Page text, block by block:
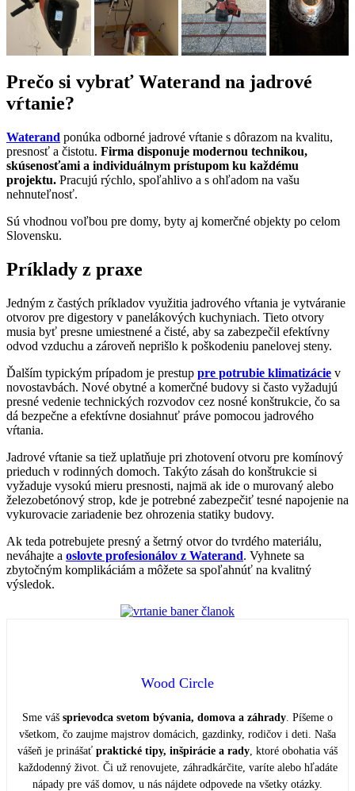
Prečo si vybrať Waterand na jadrové
vŕtanie?
Waterand ponúka odborné jadrové vŕtanie s dôrazom na kvalitu,
presnosť a čistotu. Firma disponuje modernou technikou,
skúsenosťami a individuálnym prístupom ku každému
projektu. Pracujú rýchlo, spoľahlivo a s ohľadom na vašu
nehnuteľnosť.
Sú vhodnou voľbou pre domy, byty aj komerčné objekty po celom
Slovensku.
Príklady z praxe
Jedným z častých príkladov využitia jadrového vŕtania je vytváranie
otvorov pre digestory v panelákových kuchyniach. Tieto otvory
musia byť presne umiestnené a čisté, aby sa zabezpečil efektívny
odvod vzduchu a zároveň neprišlo k poškodeniu panelovej steny.
Ďalším typickým prípadom je prestup pre potrubie klimatizácie v
novostavbách. Nové obytné a komerčné budovy si často vyžadujú
presné vedenie technických rozvodov cez nosné konštrukcie, čo sa
dá bezpečne a efektívne dosiahnuť práve pomocou jadrového
vŕtania.
Jadrové vŕtanie sa tiež uplatňuje pri zhotovení otvoru pre komínový
prieduch v rodinných domoch. Takýto zásah do konštrukcie si
vyžaduje vysokú mieru presnosti, najmä ak ide o murovaný alebo
železobetónový strop, kde je potrebné zabezpečiť tesné napojenie na
vykurovacie zariadenie bez ohrozenia statiky budovy.
Ak teda potrebujete presný a šetrný otvor do tvrdého materiálu,
neváhajte a oslovte profesionálov z Waterand. Vyhnete sa
zbytočným komplikáciám a môžete sa spoľahnúť na kvalitný
výsledok.
Wood Circle
Sme váš sprievodca svetom bývania, domova a záhrady . Píšeme o
všetkom, čo zaujme majstrov domácich, gazdinky, rodičov i deti. Naša
vášeň je prinášať praktické tipy, inšpirácie a rady , ktoré obohatia váš
každodenný život. Či už renovujete, záhradkárčite, varíte alebo hľadáte
nápady pre váš domov, u nás nájdete odpovede na všetky otázky.